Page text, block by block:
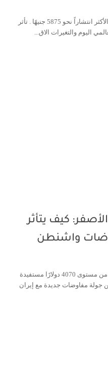
أبرز النقاط تسجيل جرام الذهب عيار 21 الأكثر انتشاراً نحو 5875 جنيهًا . تأثر
اليوم والتغيرات الاق...
كيف يتأثر
واشنطن
أبرز النقاط ارتفاع أسعار الأونصة لتقترب من مستوى 4070 دولارًا مستفيدة
جولة مفاوضات جديدة مع إيران